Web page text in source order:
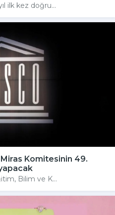
ilk kez doğru...
Komitesinin 49.
Bilim ve K...